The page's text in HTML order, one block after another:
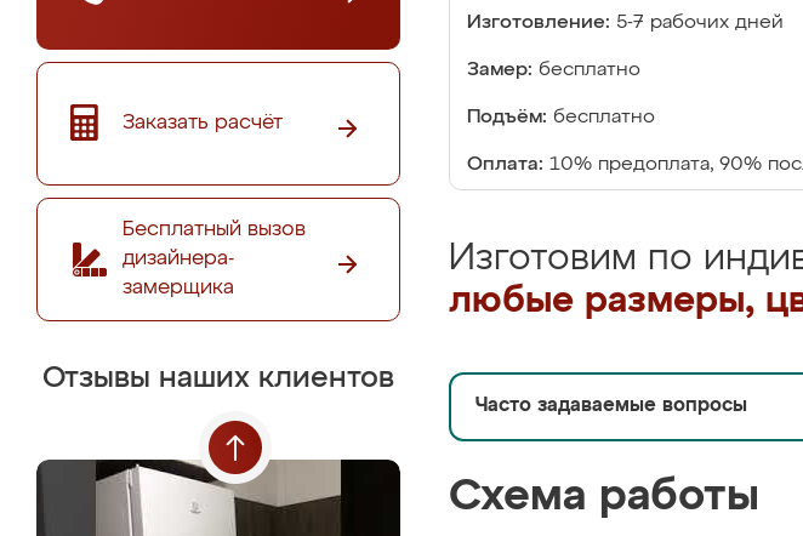
Заказать расчёт
Бесплатный вызов
дизайнера-
замерщика
Отзывы наших клиентов
Изготовление: 5-7 рабочих дней
Замер: бесплатно
Подъём: бесплатно
Оплата: 10% предоплата, 90%
Изготовим по
любые размеры,
Часто задаваемые вопросы
Схема работы